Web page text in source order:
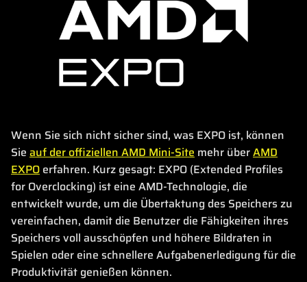
Wenn Sie sich nicht sicher sind, was EXPO ist, können
Sie auf der offiziellen AMD Mini-Site mehr überAMD
EXPO erfahren. Kurz gesagt: EXPO (Extended Profiles
for Overclocking) ist eine AMD-Technologie, die
entwickelt wurde, um die Übertaktung des Speichers zu
vereinfachen, damit die Benutzer die Fähigkeiten ihres
Speichers voll ausschöpfen und höhere Bildraten in
Spielen oder eine schnellere Aufgabenerledigung für die
Produktivität genießen können.